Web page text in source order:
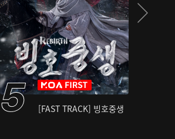
[FAST TRACK] 빙호중생